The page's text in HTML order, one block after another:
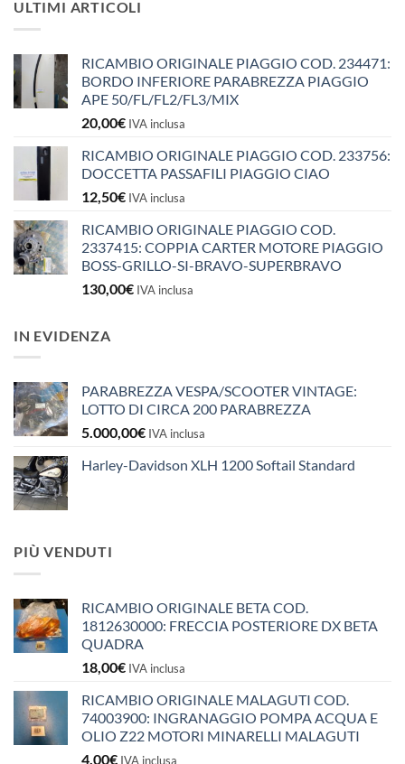
ULTIMI ARTICOLI
RICAMBIO ORIGINALE PIAGGIO COD. 234471:
BORDO INFERIORE PARABREZZA PIAGGIO
APE 50/FL/FL2/FL3/MIX
20,00€ IVA inclusa
RICAMBIO ORIGINALE PIAGGIO COD. 233756:
DOCCETTA PASSAFILI PIAGGIO CIAO
12,50€ IVA inclusa
RICAMBIO ORIGINALE PIAGGIO COD.
2337415: COPPIA CARTER MOTORE PIAGGIO
BOSS-GRILLO-SI-BRAVO-SUPERBRAVO
130,00€ IVA inclusa
IN EVIDENZA
PARABREZZA VESPA/SCOOTER VINTAGE:
LOTTO DI CIRCA 200 PARABREZZA
5.000,00€ IVA inclusa
Harley-Davidson XLH 1200 Softail Standard
PIÙ VENDUTI
RICAMBIO ORIGINALE BETA COD.
1812630000: FRECCIA POSTERIORE DX BETA
QUADRA
18,00€ IVA inclusa
RICAMBIO ORIGINALE MALAGUTI COD.
74003900: INGRANAGGIO POMPA ACQUA E
OLIO Z22 MOTORI MINARELLI MALAGUTI
4,00€ IVA inclusa